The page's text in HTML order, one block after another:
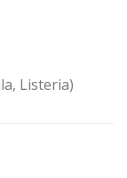
Listeria)